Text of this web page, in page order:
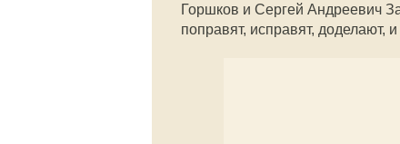
Горшков и Сергей Андреевич
поправят, исправят, доделают,